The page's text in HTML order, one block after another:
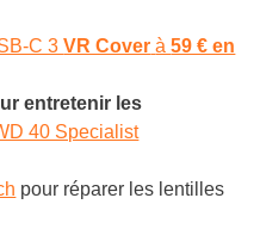
C 3VR Cover à59 € en
entretenir les
40 Specialist
pour réparer les lentilles